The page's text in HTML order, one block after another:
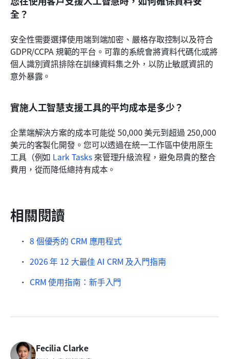
全？
安全性需要選擇使用端到端加密、嚴格存取控制以及符合
GDPR/CCPA 規範的平台。可靠的系統會將資料代碼化或將
個人識別資訊排除在訓練資料集之外，以防止敏感資訊的
意外暴露。
實施人工智慧支援工具的平均成本是多少？
企業端解決方案的成本可能從 50,000 美元到超過 250,000
美元的客製化開發。您可以透過在統一工作區中使用原生
工具（例如 Lark Tasks 來管理升級流程，避免昂貴的整合
費用，從而降低總持有成本。
相關閱讀
8 個優秀的 CRM 應用程式
2026 年 12 大最佳 AI CRM 及入門指南
CRM 使用指南：新手入門
Fecilia Clarke